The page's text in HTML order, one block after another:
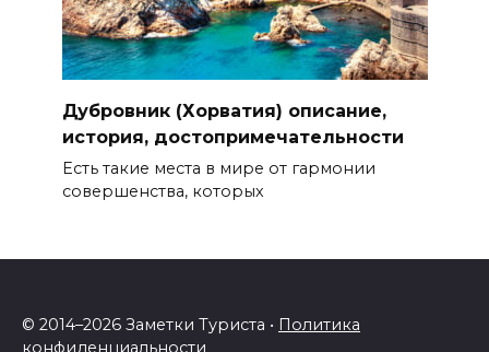
Дубровник (Хорватия) описание,
история, достопримечательности
Есть такие места в мире от гармонии
совершенства, которых
© 2014–2026 Заметки Туриста • Политика
конфиденциальности